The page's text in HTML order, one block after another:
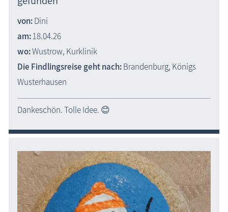
von:Dini
am:18.04.26
wo:Wustrow, Kurklinik
Die Findlingsreise geht nach:Brandenburg, Königs
Wusterhausen
Dankeschön. Tolle Idee. 😊